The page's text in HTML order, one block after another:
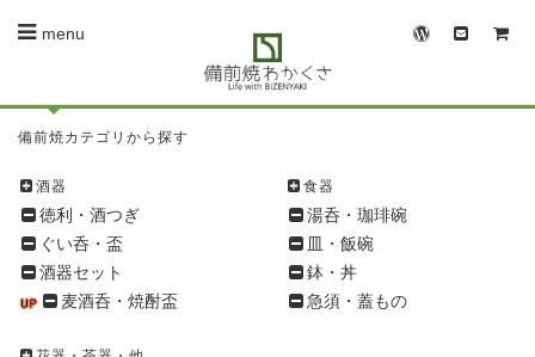
menu
備
焼
シ
ョ
ッ
ン
備前焼カテゴリから探す
酒器
徳利・酒つぎ
ぐい呑・盃
酒器セット
麦酒呑・焼酎盃
食器
湯呑・珈琲碗
皿・飯碗
鉢・丼
急須・蓋もの